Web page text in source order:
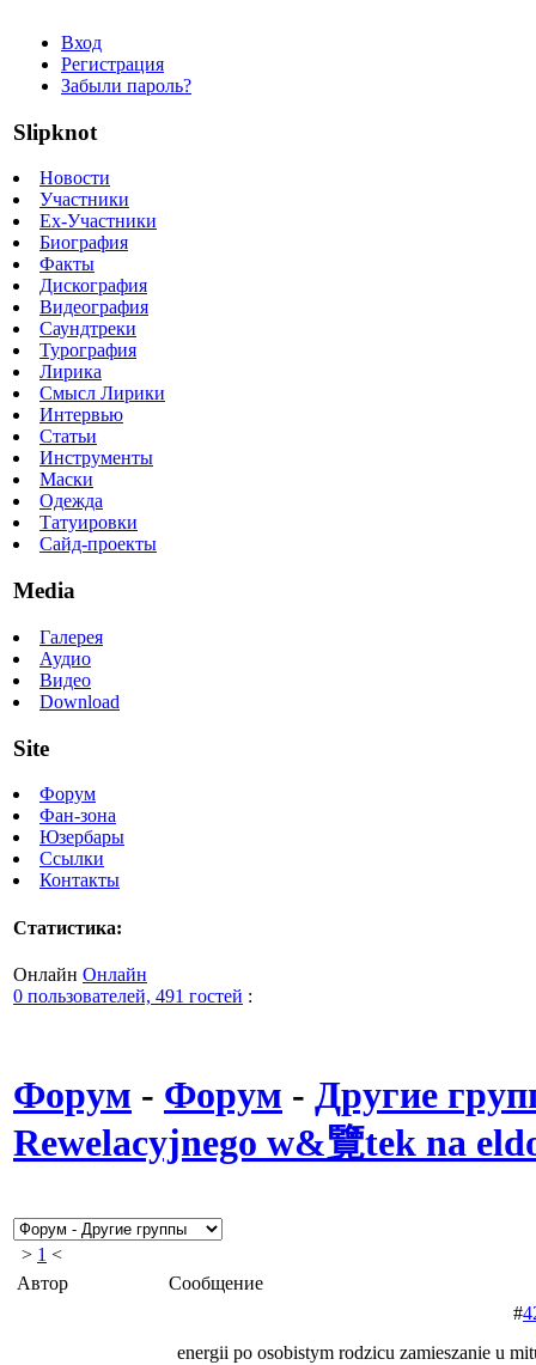
Вход
Регистрация
Забыли пароль?
Slipknot
Новости
Участники
Ex-Участники
Биография
Факты
Дискография
Видеография
Саундтреки
Турография
Лирика
Смысл Лирики
Интервью
Статьи
Инструменты
Маски
Одежда
Татуировки
Сайд-проекты
Media
Галерея
Аудио
Видео
Download
Site
Форум
Фан-зона
Юзербары
Ссылки
Контакты
Статистика:
Онлайн Онлайн
0 пользователей, 491 гостей :
Форум - Форум - Другие
Rewelacyjnego w&覽tek na
> 1 <
Автор
Сообщение
#
energii po osobistym rodzicu zamieszanie u